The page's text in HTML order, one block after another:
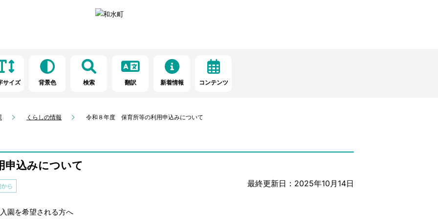
サイズ 背景色 検索 翻訳 新着情報 コンテンツ
くらしの情報 令和８年度 保育所等の利用申込みについて
込みについて
最終更新日：2025年10月14日
園を希望される方へ